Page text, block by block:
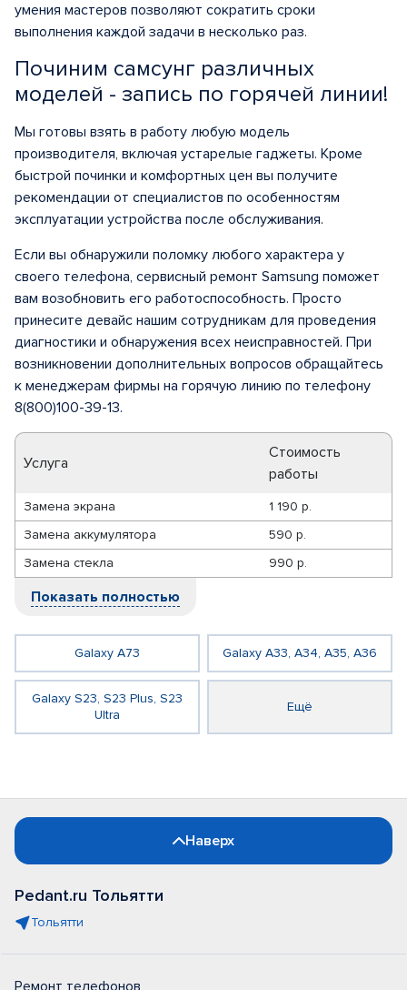
умения мастеров позволяют сократить сроки
выполнения каждой задачи в несколько раз.
Починим самсунг различных
моделей - запись по горячей линии!
Мы готовы взять в работу любую модель
производителя, включая устарелые гаджеты. Кроме
быстрой починки и комфортных цен вы получите
рекомендации от специалистов по особенностям
эксплуатации устройства после обслуживания.
Если вы обнаружили поломку любого характера у
своего телефона, сервисный ремонт Samsung поможет
вам возобновить его работоспособность. Просто
принесите девайс нашим сотрудникам для проведения
диагностики и обнаружения всех неисправностей. При
возникновении дополнительных вопросов обращайтесь
к менеджерам фирмы на горячую линию по телефону
8(800)100-39-13.
Услуга
Стоимость
работы
Замена экрана
1 190 р.
Замена аккумулятора
590 р.
Замена стекла
990 р.
Показать полностью
Galaxy A73 Galaxy A33, A34, A35, A36
Galaxy S23, S23 Plus, S23
Ultra
Ещё
Наверх
Pedant.ru Тольятти
Тольятти
Ремонт телефонов